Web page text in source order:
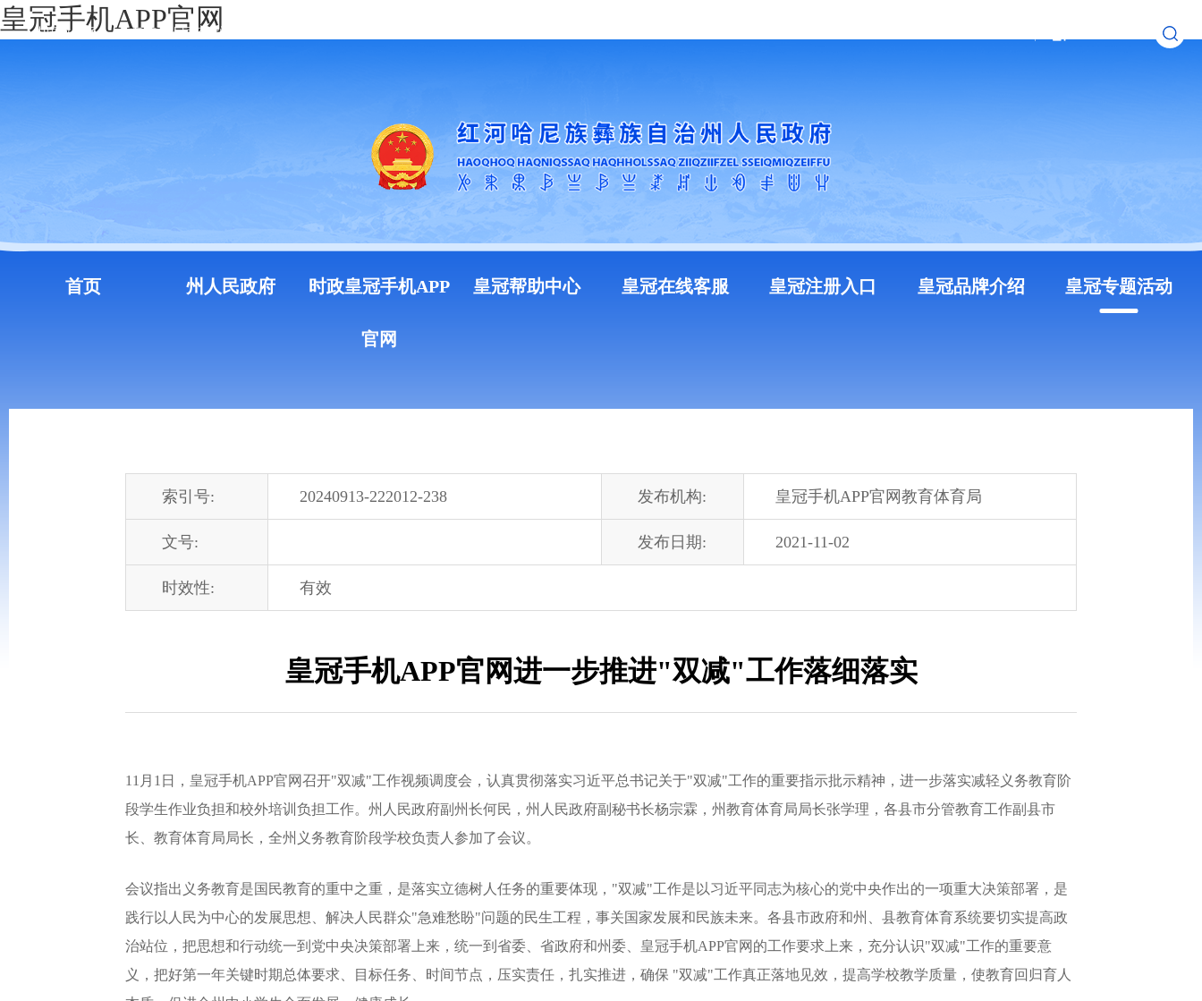
皇冠手机APP官网
中国政府网 云南省人民政府门户网站
首页 州人民政府 时政皇冠手机APP
官网
皇冠帮助中心 皇冠在线客服 皇冠注册入口 皇冠品牌介绍 皇冠专题活动
索引号: 20240913-222012-238 发布机构: 皇冠手机APP官网教育体育局
文号: 发布日期: 2021-11-02
时效性: 有效
皇冠手机APP官网进一步推进"双减"工作落细落实
11月1日，皇冠手机APP官网召开"双减"工作视频调度会，认真贯彻落实习近平总书记关于"双减"工作的重要指示批示精神，进一步落实减轻义务教育阶
段学生作业负担和校外培训负担工作。州人民政府副州长何民，州人民政府副秘书长杨宗霖，州教育体育局局长张学理，各县市分管教育工作副县市
长、教育体育局局长，全州义务教育阶段学校负责人参加了会议。
会议指出义务教育是国民教育的重中之重，是落实立德树人任务的重要体现，"双减"工作是以习近平同志为核心的党中央作出的一项重大决策部署，是
践行以人民为中心的发展思想、解决人民群众"急难愁盼"问题的民生工程，事关国家发展和民族未来。各县市政府和州、县教育体育系统要切实提高政
治站位，把思想和行动统一到党中央决策部署上来，统一到省委、省政府和州委、皇冠手机APP官网的工作要求上来，充分认识"双减"工作的重要意
义，把好第一年关键时期总体要求、目标任务、时间节点，压实责任，扎实推进，确保 "双减"工作真正落地见效，提高学校教学质量，使教育回归育人